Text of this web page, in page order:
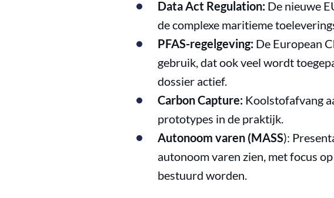
Data Act Regulation: De nieuwe
de complexe maritieme
PFAS-regelgeving: De European
gebruik, dat ook veel wordt
dossier actief.
Carbon Capture: Koolstofafvang
prototypes in de praktijk.
Autonoom varen (MASS):
autonoom varen zien, met focus
bestuurd worden.